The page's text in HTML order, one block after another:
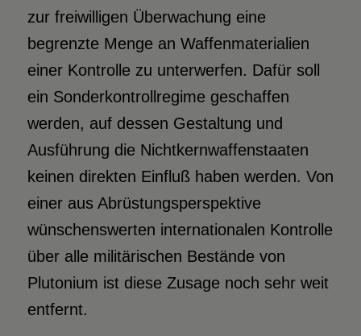
zur freiwilligen Überwachung eine
begrenzte Menge an Waffenmaterialien
einer Kontrolle zu unterwerfen. Dafür soll
ein Sonderkontrollregime geschaffen
werden, auf dessen Gestaltung und
Ausführung die Nichtkernwaffenstaaten
keinen direkten Einfluß haben werden. Von
einer aus Abrüstungsperspektive
wünschenswerten internationalen Kontrolle
über alle militärischen Bestände von
Plutonium ist diese Zusage noch sehr weit
entfernt.